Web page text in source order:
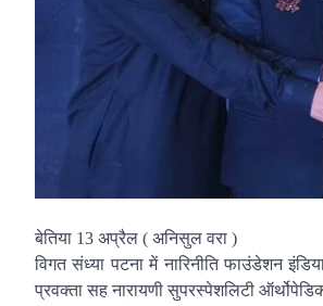
बेतिया 13 अप्रैल ( अनिसुल वरा )
विगत संध्या पटना में नारिनीति फाउंडेशन
प्रवक्ता सह नारायणी सुपरस्पेशलिटी